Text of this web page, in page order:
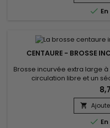

CENTAURE - BROSSE
Brosse incurvée extra large
circulation libre et un
combinaison de poils de
brosse de lissage
délicatement les cheveux,
des soins capillaires du

